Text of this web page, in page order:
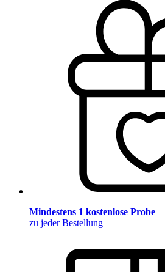
Mindestens 1 kostenlose Probe
zu jeder Bestellung